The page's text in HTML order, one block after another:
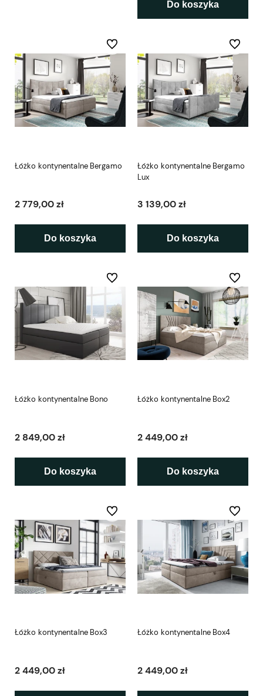
Do koszyka
Łóżko kontynentalne Bergamo
2 779,00 zł
Do koszyka
Do ulubionych
Łóżko kontynentalne Bergamo
Lux
3 139,00 zł
Do koszyka
Do
Łóżko kontynentalne Bono
2 849,00 zł
Do koszyka
Do ulubionych
Łóżko kontynentalne Box2
2 449,00 zł
Do koszyka
Do
Łóżko kontynentalne Box3
2 449,00 zł
Do ulubionych
Łóżko kontynentalne Box4
2 449,00 zł
Do